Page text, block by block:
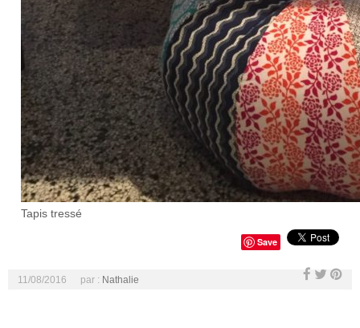
Tapis tressé
Save
11/08/2016 par : Nathalie